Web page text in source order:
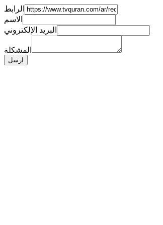
الرابط
الاسم
البريد الإلكتروني
المشكلة
ارسل